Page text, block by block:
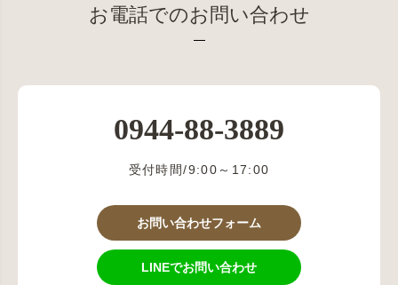
お電話でのお問い合わせ
0944-88-3889
受付時間/9:00～17:00
お問い合わせフォーム
LINEでお問い合わせ